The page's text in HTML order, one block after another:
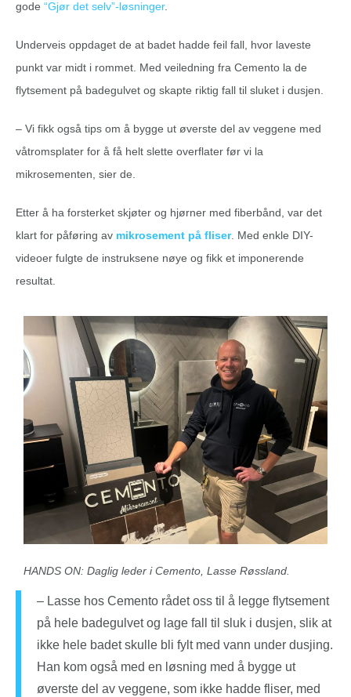
gode “Gjør det selv”-løsninger.
Underveis oppdaget de at badet hadde feil fall, hvor laveste
punkt var midt i rommet. Med veiledning fra Cemento la de
flytsement på badegulvet og skapte riktig fall til sluket i dusjen.
– Vi fikk også tips om å bygge ut øverste del av veggene med
våtromsplater for å få helt slette overflater før vi la
mikrosementen, sier de.
Etter å ha forsterket skjøter og hjørner med fiberbånd, var det
klart for påføring av mikrosement på fliser. Med enkle DIY-
videoer fulgte de instruksene nøye og fikk et imponerende
resultat.
HANDS ON: Daglig leder i Cemento, Lasse Røssland.
– Lasse hos Cemento rådet oss til å legge flytsement
på hele badegulvet og lage fall til sluk i dusjen, slik at
ikke hele badet skulle bli fylt med vann under dusjing.
Han kom også med en løsning med å bygge ut
øverste del av veggene, som ikke hadde fliser, med